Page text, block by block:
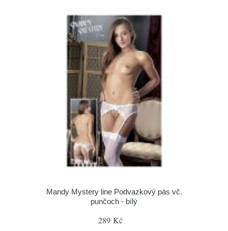
Mandy Mystery line Podvazkový pás vč.
punčoch - bílý
289 Kč